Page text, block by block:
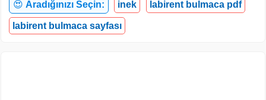
😍 Aradığınızı Seçin: inek labirent bulmaca pdf
labirent bulmaca sayfası